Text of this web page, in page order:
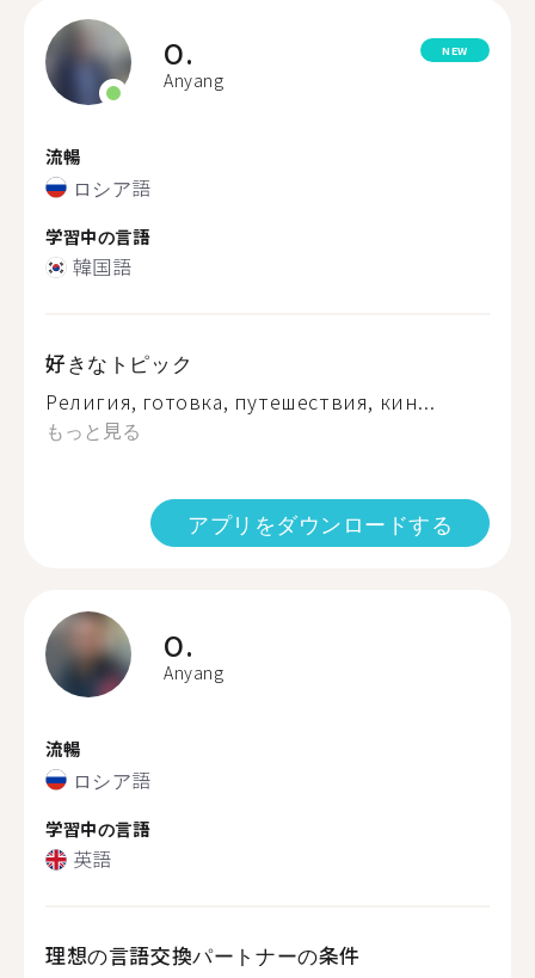
O.
Anyang
NEW
流暢
ロシア語
学習中の言語
韓国語
好きなトピック
Религия, готовка, путешествия, кин...
もっと見る
アプリをダウンロードする
O.
Anyang
流暢
ロシア語
学習中の言語
英語
理想の言語交換パートナーの条件